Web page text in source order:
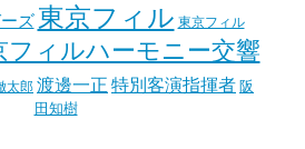
ズ 東京フィル 東京フィル
フィルハーモニー交響
太郎 渡邊一正 特別客演指揮者 阪
田知樹